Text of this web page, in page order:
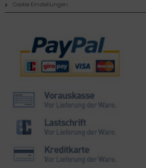
Cookie Einstellungen
Zahlungsmethoden